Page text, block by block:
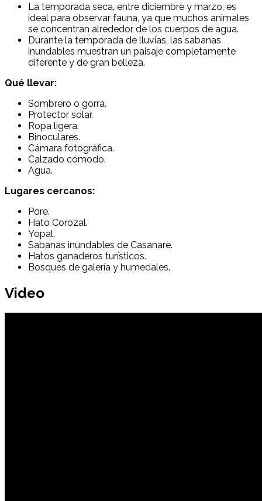
La temporada seca, entre diciembre y marzo, es
ideal para observar fauna, ya que muchos animales
se concentran alrededor de los cuerpos de agua.
Durante la temporada de lluvias, las sabanas
inundables muestran un paisaje completamente
diferente y de gran belleza.
Qué llevar:
Sombrero o gorra.
Protector solar.
Ropa ligera.
Binoculares.
Cámara fotográfica.
Calzado cómodo.
Agua.
Lugares cercanos:
Pore.
Hato Corozal.
Yopal.
Sabanas inundables de Casanare.
Hatos ganaderos turísticos.
Bosques de galería y humedales.
Video